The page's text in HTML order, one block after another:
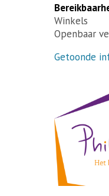
Winkels
Openbaar
Getoonde